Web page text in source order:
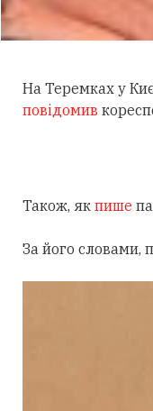
На Теремках у
повідомив
Також, як пише
За його словами,